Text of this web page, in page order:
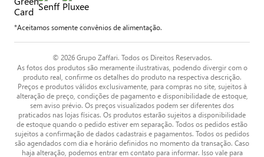
*Aceitamos somente convênios de alimentação.
© 2026 Grupo Zaffari. Todos os Direitos Reservados.
As fotos dos produtos são meramente ilustrativas, podendo divergir com o
produto real, confirme os detalhes do produto na respectiva descrição.
Preços e produtos válidos exclusivamente, para compras no site, sujeitos à
alteração de preço, condições de pagamento e disponibilidade de estoque,
sem aviso prévio. Os preços visualizados podem ser diferentes dos
praticados nas lojas físicas. Os produtos estarão sujeitos a disponibilidade
de estoque quando o pedido estiver em separação. Todos os pedidos estão
sujeitos a confirmação de dados cadastrais e pagamentos. Todos os pedidos
são agendados com dia e horário definidos no momento da transação. Caso
haja alteração, podemos entrar em contato para informar. Isso vale para